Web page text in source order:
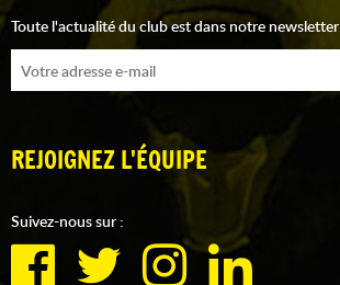
Toute l'actualité du club est dans notre newsletter
REJOIGNEZ L'ÉQUIPE
Suivez-nous sur :